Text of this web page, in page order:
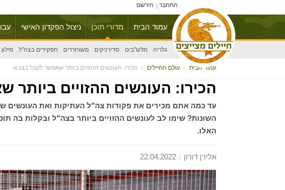
התחבר הירשם
עמוד הבית מדורי תוכן ניצול הפקדון האישי
גלריה מלש"בים סדירניקים משוחררים תפקידים בצה"ל
עמוד הבית עולם החיילים הכירו: העונשים ההזויים ביותר שאפשר לקבל בצבא
הכירו: העונשים ההזויים
עד כמה אתם מכירים את פקודות צה"ל העתיקות ואת העונשים
השונות? שימו לב לעונשים ההזויים ביותר בצה"ל ובקלות בה
האלו.
אלירן דורון